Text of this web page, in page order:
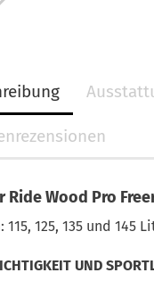
Ride Wood Pro
115, 125, 135 und 145
UND